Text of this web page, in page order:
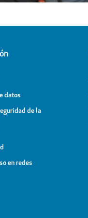
datos
de la
en redes